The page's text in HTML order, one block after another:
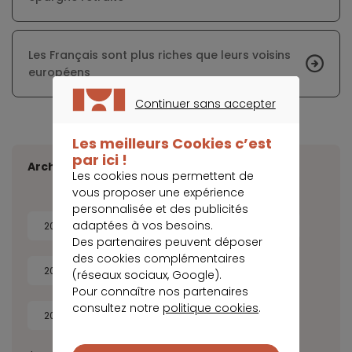
Les Français sont plus riches que leurs voisins
européens
Archives
2026 2025 2024
2022 2021 2020
2018 2017
Continuer sans accepter
Les meilleurs Cookies c’est
par ici !
Les cookies nous permettent de
vous proposer une expérience
personnalisée et des publicités
adaptées à vos besoins.
Des partenaires peuvent déposer
des cookies complémentaires
(réseaux sociaux, Google).
Pour connaître nos partenaires
consultez notre politique cookies.